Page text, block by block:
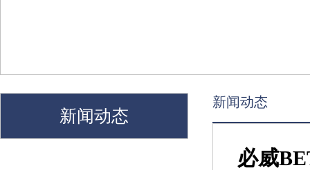
新闻动态
新闻动态
必威